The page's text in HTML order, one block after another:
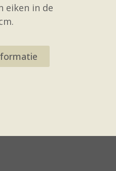
eiken in de